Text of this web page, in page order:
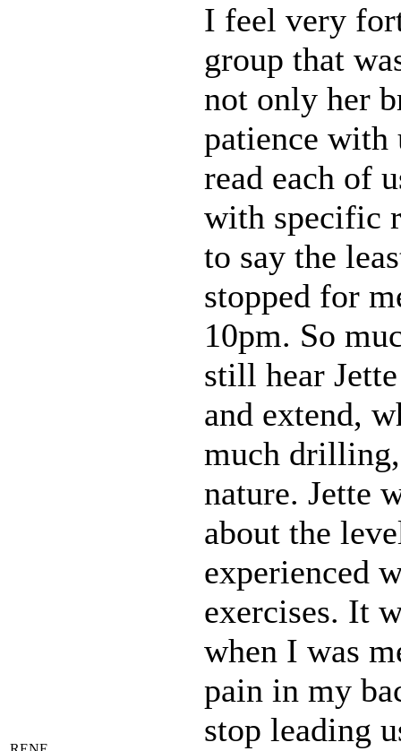
I feel very
group that
not only her
patience with
read each of
with specific
to say the
stopped for
10pm. So
still hear
and extend,
much
nature. Jette
about the
experienced
exercises. It
when I was
pain in my
stop leading